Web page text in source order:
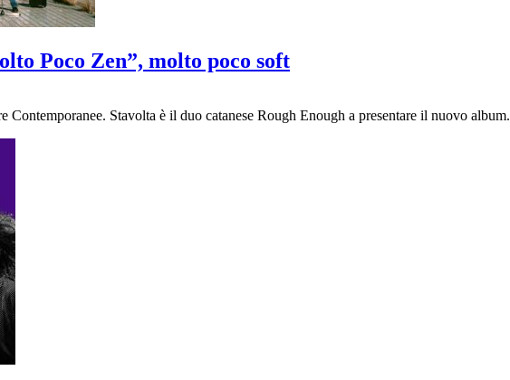
Poco Zen”, molto poco soft
Stavolta è il duo catanese Rough Enough a presentare il nuovo album.